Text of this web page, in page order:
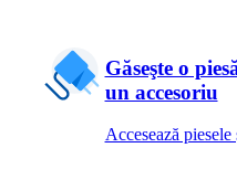
Găseşte o
un accesoriu
Accesează